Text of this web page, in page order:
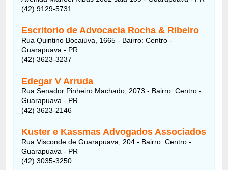
(42) 9129-5731
Escritorio de Advocacia Rocha & Ribeiro
Rua Quintino Bocaiúva, 1665 - Bairro: Centro -
Guarapuava - PR
(42) 3623-3237
Edegar V Arruda
Rua Senador Pinheiro Machado, 2073 - Bairro: Centro -
Guarapuava - PR
(42) 3623-2146
Kuster e Kassmas Advogados Associados
Rua Visconde de Guarapuava, 204 - Bairro: Centro -
Guarapuava - PR
(42) 3035-3250